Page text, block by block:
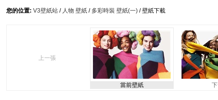
您的位置: V3壁紙站 / 人物 壁紙 / 多彩時裝 壁紙(一) / 壁紙下載
上一張
當前壁紙